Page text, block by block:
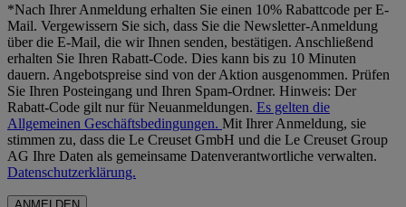
*Nach Ihrer Anmeldung erhalten Sie einen 10% Rabattcode per E-
Mail. Vergewissern Sie sich, dass Sie die Newsletter-Anmeldung
über die E-Mail, die wir Ihnen senden, bestätigen. Anschließend
erhalten Sie Ihren Rabatt-Code. Dies kann bis zu 10 Minuten
dauern. Angebotspreise sind von der Aktion ausgenommen. Prüfen
Sie Ihren Posteingang und Ihren Spam-Ordner. Hinweis: Der
Rabatt-Code gilt nur für Neuanmeldungen. Es gelten die
Allgemeinen Geschäftsbedingungen. Mit Ihrer Anmeldung, sie
stimmen zu, dass die Le Creuset GmbH und die Le Creuset Group
AG Ihre Daten als gemeinsame Datenverantwortliche verwalten.
Datenschutzerklärung.